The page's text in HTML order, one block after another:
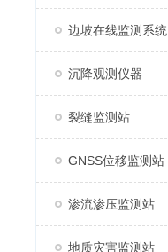
边坡在线监测系统
沉降观测仪器
裂缝监测站
GNSS位移监测站
渗流渗压监测站
地质灾害监测站